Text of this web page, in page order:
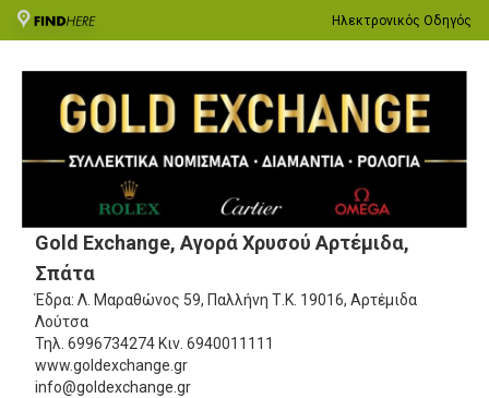
Ηλεκτρονικός Οδηγός
Gold Exchange, Αγορά Χρυσού Αρτέμιδα,
Σπάτα
Έδρα: Λ. Μαραθώνος 59, Παλλήνη Τ.Κ. 19016, Αρτέμιδα
Λούτσα
Τηλ. 6996734274 Κιν. 6940011111
www.goldexchange.gr
info@goldexchange.gr